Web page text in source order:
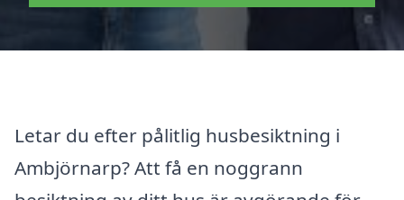
Letar du efter pålitlig husbesiktning i
Ambjörnarp? Att få en noggrann